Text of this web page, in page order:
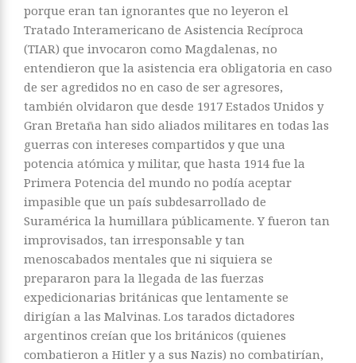
porque eran tan ignorantes que no leyeron el
Tratado Interamericano de Asistencia Recíproca
(TIAR) que invocaron como Magdalenas, no
entendieron que la asistencia era obligatoria en caso
de ser agredidos no en caso de ser agresores,
también olvidaron que desde 1917 Estados Unidos y
Gran Bretaña han sido aliados militares en todas las
guerras con intereses compartidos y que una
potencia atómica y militar, que hasta 1914 fue la
Primera Potencia del mundo no podía aceptar
impasible que un país subdesarrollado de
Suramérica la humillara públicamente. Y fueron tan
improvisados, tan irresponsable y tan
menoscabados mentales que ni siquiera se
prepararon para la llegada de las fuerzas
expedicionarias británicas que lentamente se
dirigían a las Malvinas. Los tarados dictadores
argentinos creían que los británicos (quienes
combatieron a Hitler y a sus Nazis) no combatirían,